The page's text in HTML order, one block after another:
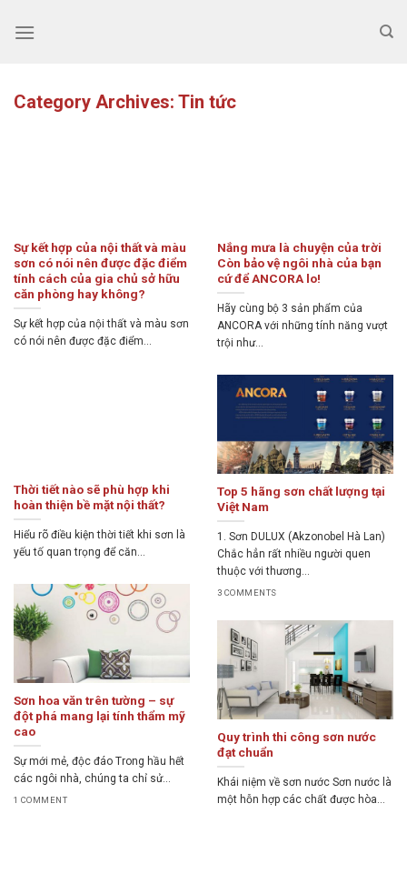
Category Archives: Tin tức
Sự kết hợp của nội thất và màu
sơn có nói nên được đặc điểm
tính cách của gia chủ sở hữu
căn phòng hay không?
Sự kết hợp của nội thất và màu sơn
có nói nên được đặc điểm...
Nắng mưa là chuyện của trời
Còn bảo vệ ngôi nhà của bạn
cứ để ANCORA lo!
Hãy cùng bộ 3 sản phẩm của
ANCORA với những tính năng vượt
trội như...
Thời tiết nào sẽ phù hợp khi
hoàn thiện bề mặt nội thất?
Hiểu rõ điều kiện thời tiết khi sơn là
yếu tố quan trọng để căn...
Top 5 hãng sơn chất lượng tại
Việt Nam
1. Sơn DULUX (Akzonobel Hà Lan)
Chắc hẳn rất nhiều người quen
thuộc với thương...
3 COMMENTS
Sơn hoa văn trên tường – sự
đột phá mang lại tính thẩm mỹ
cao
Sự mới mẻ, độc đáo Trong hầu hết
các ngôi nhà, chúng ta chỉ sử...
1 COMMENT
Quy trình thi công sơn nước
đạt chuẩn
Khái niệm về sơn nước Sơn nước là
một hỗn hợp các chất được hòa...